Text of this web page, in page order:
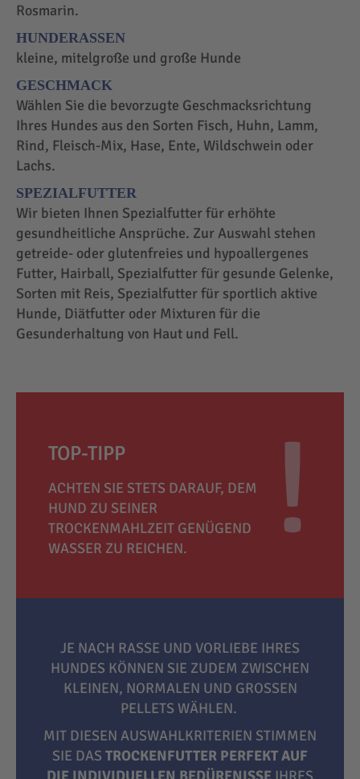
Rosmarin.
HUNDERASSEN
kleine, mitelgroße und große Hunde
GESCHMACK
Wählen Sie die bevorzugte Geschmacksrichtung
Ihres Hundes aus den Sorten Fisch, Huhn, Lamm,
Rind, Fleisch-Mix, Hase, Ente, Wildschwein oder
Lachs.
SPEZIALFUTTER
Wir bieten Ihnen Spezialfutter für erhöhte
gesundheitliche Ansprüche. Zur Auswahl stehen
getreide- oder glutenfreies und hypoallergenes
Futter, Hairball, Spezialfutter für gesunde Gelenke,
Sorten mit Reis, Spezialfutter für sportlich aktive
Hunde, Diätfutter oder Mixturen für die
Gesunderhaltung von Haut und Fell.
TOP-TIPP
ACHTEN SIE STETS DARAUF, DEM
HUND ZU SEINER
TROCKENMAHLZEIT GENÜGEND
WASSER ZU REICHEN.
JE NACH RASSE UND VORLIEBE IHRES
HUNDES KÖNNEN SIE ZUDEM ZWISCHEN
KLEINEN, NORMALEN UND GROSSEN P
ELLETS WÄHLEN.
MIT DIESEN AUSWAHLKRITERIEN STIMMEN
SIE DAS TROCKENFUTTER PERFEKT AUF